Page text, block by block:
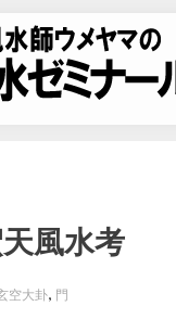
ール
柱推命
風水考
空大卦, 門